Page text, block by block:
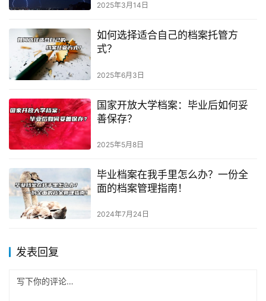
2025年3月14日
如何选择适合自己的档案托管方
式？
2025年6月3日
国家开放大学档案：毕业后如何妥
善保存？
2025年5月8日
毕业档案在我手里怎么办？一份全
面的档案管理指南！
2024年7月24日
发表回复